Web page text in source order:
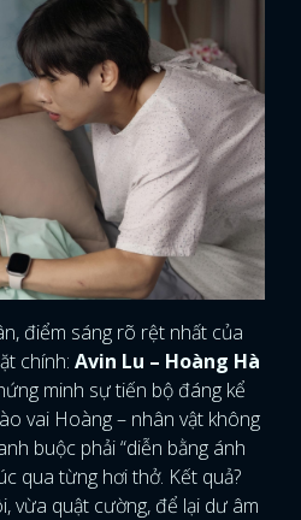
điểm sáng rõ rệt nhất của
chính: Avin Lu – Hoàng Hà
minh sự tiến bộ đáng kể
vai Hoàng – nhân vật không
buộc phải “diễn bằng ánh
qua từng hơi thở. Kết quả?
vừa quật cường, để lại dư âm